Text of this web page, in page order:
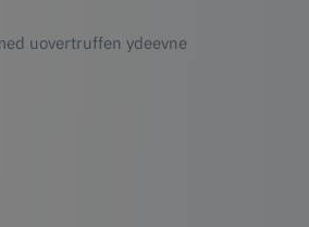
uovertruffen ydeevne